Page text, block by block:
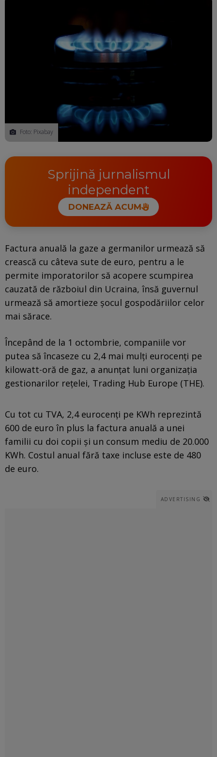
Foto: Pixabay
Sprijină jurnalismul
independent
DONEAZĂ ACUM
Factura anuală la gaze a germanilor urmează să
crească cu câteva sute de euro, pentru a le
permite imporatorilor să acopere scumpirea
cauzată de războiul din Ucraina, însă guvernul
urmează să amortieze şocul gospodăriilor celor
mai sărace.
Începând de la 1 octombrie, companiile vor
putea să încaseze cu 2,4 mai mulţi eurocenţi pe
kilowatt-oră de gaz, a anunţat luni organizaţia
gestionarilor reţelei, Trading Hub Europe (THE).
Cu tot cu TVA, 2,4 eurocenţi pe KWh reprezintă
600 de euro în plus la factura anuală a unei
familii cu doi copii şi un consum mediu de 20.000
KWh. Costul anual fără taxe incluse este de 480
de euro.
ADVERTISING